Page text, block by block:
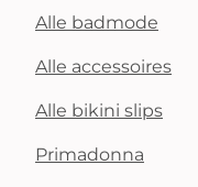
Alle badmode
Alle accessoires
Alle bikini slips
Primadonna